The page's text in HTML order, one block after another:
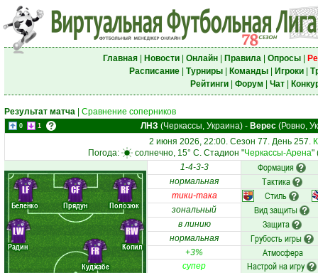
Главная| Новости| Онлайн| Правила| Опросы|
Расписание| Турниры| Команды| Игроки|
Рейтинги| Форум Чат|
Результат матча Сравнение соперников
0 1 ЛНЗ (Черкассы, Украина) - Верес (Ровно,
2 июня 2026, 22:00. Сезон 77. День 257.
Погода:
солнечно, 15° C. Стадион "Черкассы-Арена"
Радин
Куджабе
Копил
Беленко Прядун Полозюк
LW
FR
RW
LF CF RF
1-4-3-3 Формация
нормальная Тактика
тики-така Стиль
зональный Вид защиты
в линию Защита
нормальная Грубость игры
+3% Атмосфера
супер Настрой на игру